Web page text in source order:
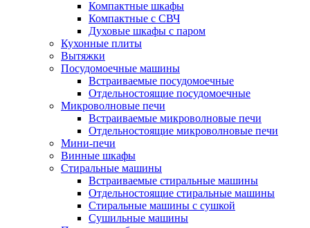
Компактные шкафы
Компактные с СВЧ
Духовые шкафы с паром
Кухонные плиты
Вытяжки
Посудомоечные машины
Встраиваемые посудомоечные
Отдельностоящие посудомоечные
Микроволновые печи
Встраиваемые микроволновые печи
Отдельностоящие микроволновые печи
Мини-печи
Винные шкафы
Стиральные машины
Встраиваемые стиральные машины
Отдельностоящие стиральные машины
Стиральные машины с сушкой
Сушильные машины